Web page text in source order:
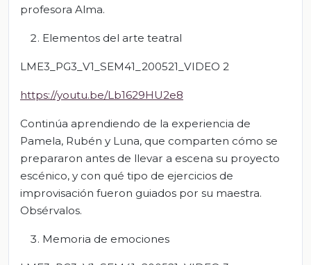
profesora Alma.
Elementos del arte teatral
LME3_PG3_V1_SEM41_200521_VIDEO 2
https://youtu.be/Lb1629HU2e8
Continúa aprendiendo de la experiencia de
Pamela, Rubén y Luna, que comparten cómo se
prepararon antes de llevar a escena su proyecto
escénico, y con qué tipo de ejercicios de
improvisación fueron guiados por su maestra.
Obsérvalos.
Memoria de emociones